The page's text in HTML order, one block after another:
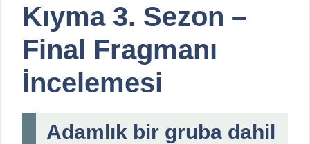
Kıyma 3. Sezon –
Final Fragmanı
İncelemesi
Adamlık bir gruba dahil